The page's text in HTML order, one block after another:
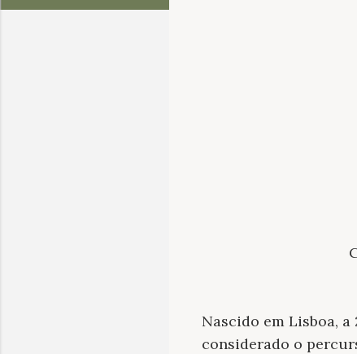
Nascido em Lisboa, a
considerado o